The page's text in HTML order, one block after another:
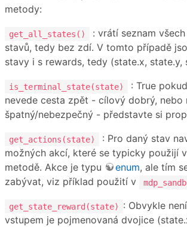
metody:
get_all_states()
: vrátí seznam
stavů, tedy bez zdí. V tomto případě
stavy i s rewards, tedy (state.x, state.y,
is_terminal_state(state)
: True
nevede cesta zpět - cílový dobrý, nebo
špatný/nebezpečný - představte si
get_actions(state)
: Pro daný stav
možných akcí, které se typicky použijí
metodě. Akce je typu
enum, ale tím
zabývat, viz příklad použití v
get_state_reward(state)
: Obvykle
vstupem je pojmenovaná dvojice